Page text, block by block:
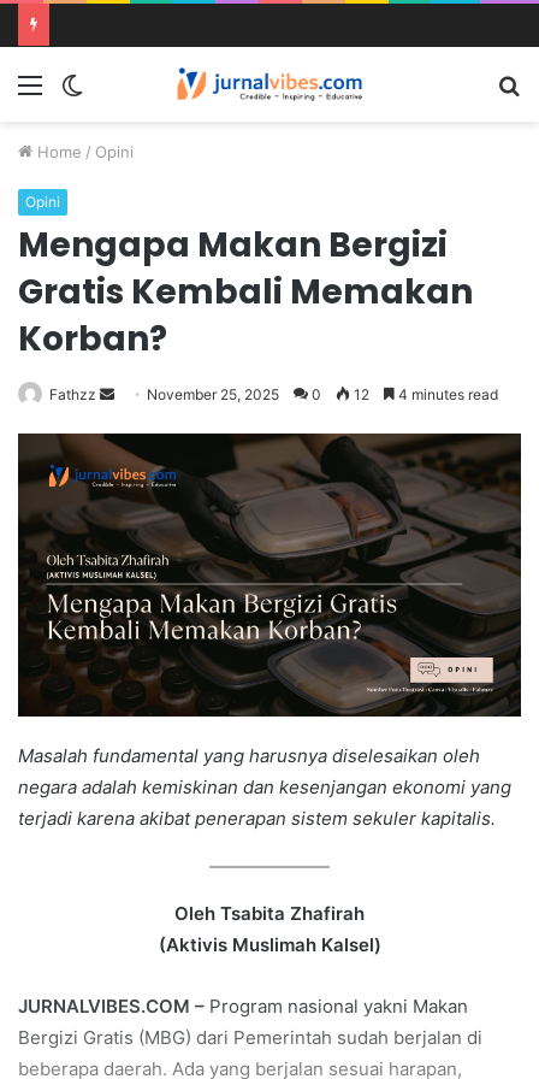
Menu
Home / Opini
Opini
Mengapa Makan Bergizi
Gratis Kembali Memakan
Korban?
Fathzz
Send
email
November 25, 2025 0 12 4 minutes read
Masalah fundamental yang harusnya diselesaikan oleh
negara adalah kemiskinan dan kesenjangan ekonomi yang
terjadi karena akibat penerapan sistem sekuler kapitalis.
Oleh Tsabita Zhafirah
(Aktivis Muslimah Kalsel)
JURNALVIBES.COM – Program nasional yakni Makan
Bergizi Gratis (MBG) dari Pemerintah sudah berjalan di
beberapa daerah. Ada yang berjalan sesuai harapan,